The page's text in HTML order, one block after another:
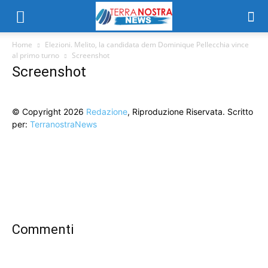
Home
Elezioni. Melito, la candidata dem Dominique Pellecchia vince
al primo turno
Screenshot
Screenshot
© Copyright 2026 Redazione, Riproduzione Riservata. Scritto
per: TerranostraNews
Commenti